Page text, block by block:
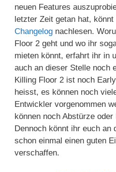
neuen Features
letzter Zeit getan hat,
Changelog nachlesen.
Floor 2 geht und wo ihr
mieten könnt, erfahrt ihr in
auch an dieser Stelle noch
Killing Floor 2 ist noch
heisst, es können noch
Entwickler vorgenommen
können noch Abstürze
Dennoch könnt ihr euch an
schon einmal einen guten
verschaffen.